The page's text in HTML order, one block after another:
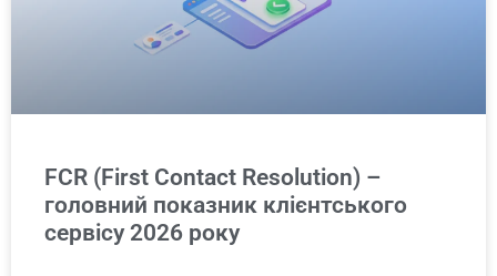
FCR (First Contact Resolution) –
головний показник клієнтського
сервісу 2026 року